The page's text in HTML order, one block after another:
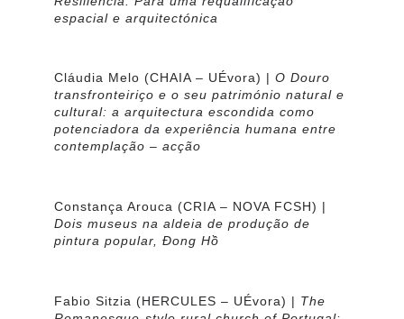
espacial e arquitectónica
Cláudia Melo (CHAIA – UÉvora) | O Douro
transfronteiriço e o seu património natural e
cultural: a arquitectura escondida como
potenciadora da experiência humana entre
contemplação – acção
Constança Arouca (CRIA – NOVA FCSH) |
Dois museus na aldeia de produção de
pintura popular, Đong Hồ
Fabio Sitzia (HERCULES – UÉvora) | The